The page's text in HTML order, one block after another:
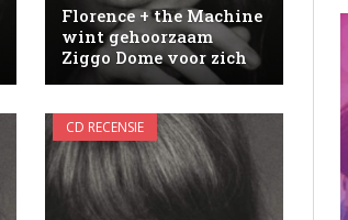
Florence + the Machine
wint gehoorzaam
Ziggo Dome voor zich
CD RECENSIE